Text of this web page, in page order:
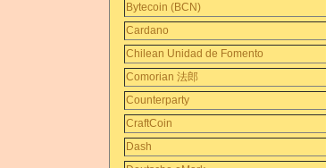
Bytecoin (BCN)
Cardano
Chilean Unidad de Fomento
Comorian 法郎
Counterparty
CraftCoin
Dash